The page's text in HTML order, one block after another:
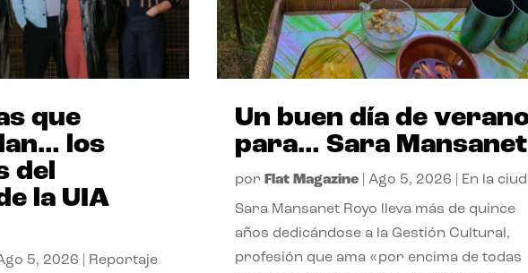
que
los
del
la UIA
5, 2026 Reportaje
Un buen día de
para… Sara Mansanet
por Flat Magazine| Ago 5, 2026 En la
Sara Mansanet Royo lleva más de quince
años dedicándose a la Gestión Cultural,
profesión que ama «por encima de todas